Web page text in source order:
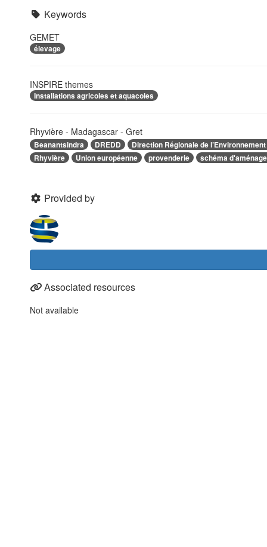
Keywords
GEMET
élevage
INSPIRE themes
Installations agricoles et aquacoles
Rhyvière - Madagascar - Gret
Beanantsindra DREDD
Direction Régionale de
Rhyvière
Union européenne provenderie schéma
Provided by
Associated resources
Not available